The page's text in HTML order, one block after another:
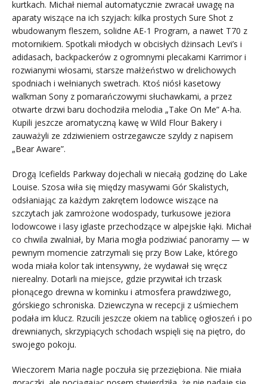
kurtkach. Michał niemal automatycznie zwracał uwagę na
aparaty wiszące na ich szyjach: kilka prostych Sure Shot z
wbudowanym fleszem, solidne AE-1 Program, a nawet T70 z
motornikiem. Spotkali młodych w obcisłych dżinsach Levi’s i
adidasach, backpackerów z ogromnymi plecakami Karrimor i
rozwianymi włosami, starsze małżeństwo w drelichowych
spodniach i wełnianych swetrach. Ktoś niósł kasetowy
walkman Sony z pomarańczowymi słuchawkami, a przez
otwarte drzwi baru dochodziła melodia „Take On Me” A-ha.
Kupili jeszcze aromatyczną kawę w Wild Flour Bakery i
zauważyli ze zdziwieniem ostrzegawcze szyldy z napisem
„Bear Aware”.
Drogą Icefields Parkway dojechali w niecałą godzinę do Lake
Louise. Szosa wiła się między masywami Gór Skalistych,
odsłaniając za każdym zakrętem lodowce wiszące na
szczytach jak zamrożone wodospady, turkusowe jeziora
lodowcowe i lasy iglaste przechodzące w alpejskie łąki. Michał
co chwila zwalniał, by Maria mogła podziwiać panoramy — w
pewnym momencie zatrzymali się przy Bow Lake, którego
woda miała kolor tak intensywny, że wydawał się wręcz
nierealny. Dotarli na miejsce, gdzie przywitał ich trzask
płonącego drewna w kominku i atmosfera prawdziwego,
górskiego schroniska. Dziewczyna w recepcji z uśmiechem
podała im klucz. Rzucili jeszcze okiem na tablicę ogłoszeń i po
drewnianych, skrzypiących schodach wspięli się na piętro, do
swojego pokoju.
Wieczorem Maria nagle poczuła się przeziębiona. Nie miała